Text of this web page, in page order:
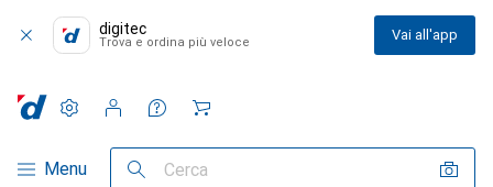
digitec
Trova e ordina più veloce Vai all'app
Categoria Navigazione
Menu Cerca
Impostazioni
Conto cliente
Liste di confronto
Liste dei desideri
Carrello